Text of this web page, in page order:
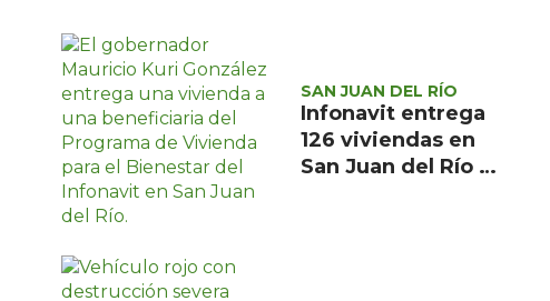
SAN JUAN DEL RÍO
Infonavit entrega
126 viviendas en
San Juan del Río a